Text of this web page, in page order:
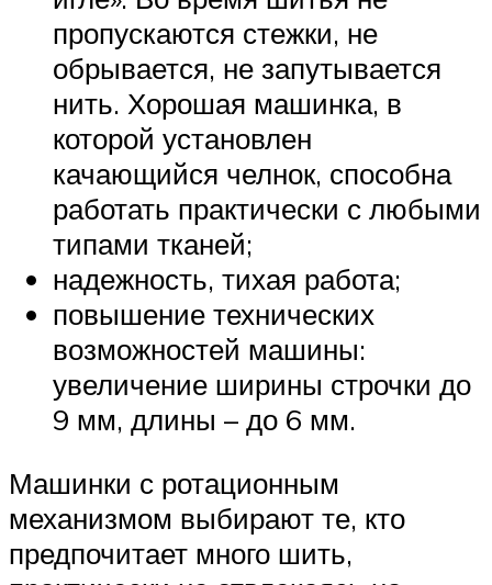
пропускаются стежки, не
обрывается, не запутывается
нить. Хорошая машинка, в
которой установлен
качающийся челнок, способна
работать практически с любыми
типами тканей;
надежность, тихая работа;
повышение технических
возможностей машины:
увеличение ширины строчки до
9 мм, длины – до 6 мм.
Машинки с ротационным
механизмом выбирают те, кто
предпочитает много шить,